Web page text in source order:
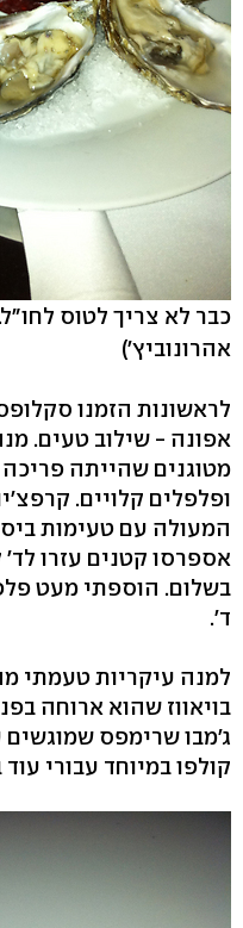
כבר לא צריך לטוס
אהרונוביץ')
לראשונות הזמנו
אפונה - שילוב טעים.
מטוגנים שהייתה פריכה
ופלפלים קלויים.
המעולה עם טעימות
אספרסו קטנים עזרו
בשלום. הוספתי מעט
ד'.
למנה עיקריות טעמתי
בויאווז שהוא ארוחה
ג'מבו שרימפס
קולפו במיוחד עבורי